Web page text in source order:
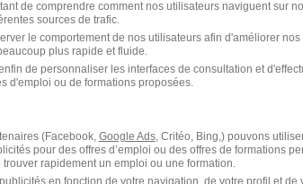
de comprendre comment nos utilisateurs naviguent sur
sources de trafic.
le comportement de nos utilisateurs afin d'améliorer nos
plus rapide et fluide.
de personnaliser les interfaces de consultation et
d'emploi ou de formations proposées.
(Facebook, Google Ads, Critéo, Bing,) pouvons
pour des offres d’emploi ou des offres de formations
rapidement un emploi ou une formation.
en fonction de votre navigation, de votre profil et de